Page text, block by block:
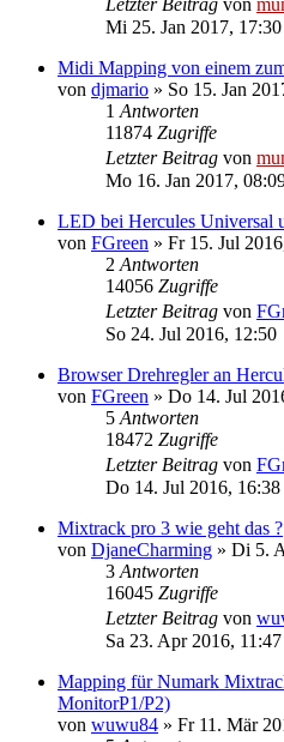
Letzter Beitrag von
Mi 25. Jan 2017, 17:30
Midi Mapping von einem
von djmario » So 15. Jan
1 Antworten
11874 Zugriffe
Letzter Beitrag von
Mo 16. Jan 2017,
LED bei Hercules Universal
von FGreen » Fr 15. Jul
2 Antworten
14056 Zugriffe
Letzter Beitrag von
So 24. Jul 2016, 12:50
Browser Drehregler an
von FGreen » Do 14. Jul
5 Antworten
18472 Zugriffe
Letzter Beitrag von
Do 14. Jul 2016, 16:38
Mixtrack pro 3 wie geht das ?
von DjaneCharming » Di 5.
3 Antworten
16045 Zugriffe
Letzter Beitrag von
Sa 23. Apr 2016, 11:47
Mapping für Numark
MonitorP1/P2)
von wuwu84 » Fr 11. Mär